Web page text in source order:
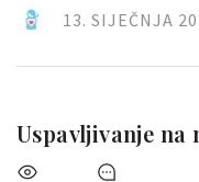
13. SIJEČNJA
Uspavljivanje na